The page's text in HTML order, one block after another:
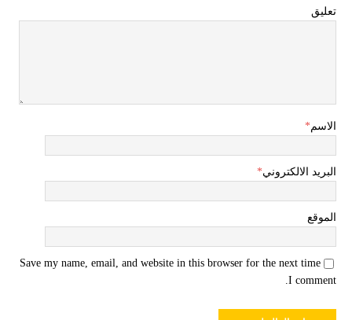
تعليق
الاسم*
البريد الالكتروني*
الموقع
Save my name, email, and website in this browser for the next time
I comment.